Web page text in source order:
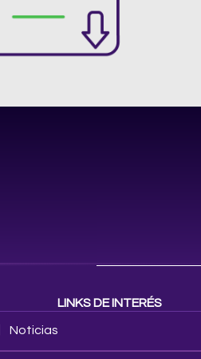
LINKS DE INTERÉS
Noticias